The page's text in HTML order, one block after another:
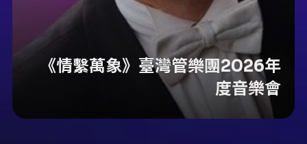
《情繫萬象》臺灣管樂團2026年
度音樂會